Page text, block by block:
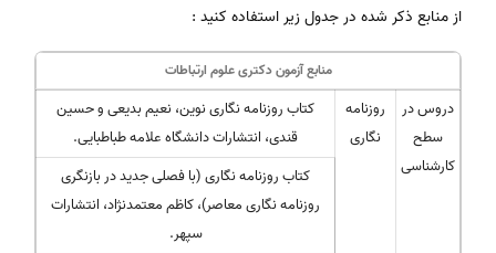
از منابع ذکر شده در جدول زیر استفاده کنید :
منابع آزمون دکتری علوم ارتباطات
دروس در
سطح
کارشناسی
روزنامه
نگاری
کتاب روزنامه نگاری نوین، نعیم بدیعی و حسین
قندی، انتشارات دانشگاه علامه طباطبایی.
کتاب روزنامه نگاری (با فصلی جدید در بازنگری
روزنامه نگاری معاصر)، کاظم معتمدنژاد، انتشارات
سپهر.